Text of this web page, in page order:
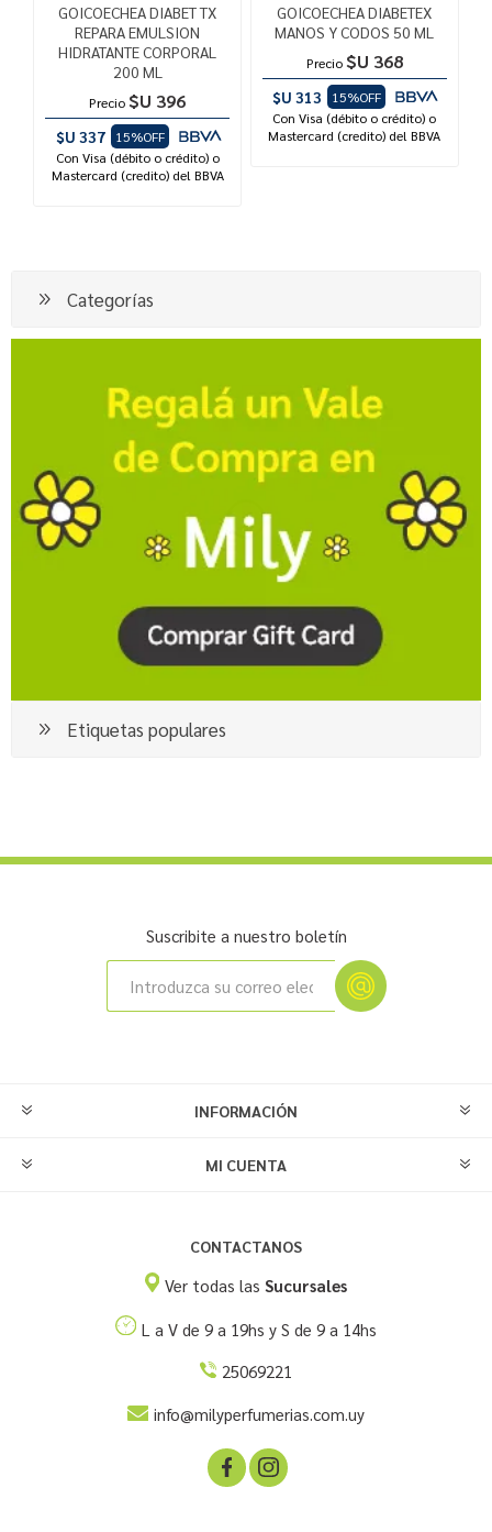
GOICOECHEA DIABET TX
REPARA EMULSION
HIDRATANTE CORPORAL
200 ML
Precio $U 396
$U 337
15%OFF
Con Visa (débito o crédito) o
Mastercard (credito) del BBVA
GOICOECHEA DIABETEX
MANOS Y CODOS 50 ML
Precio $U 368
$U 313
15%OFF
Con Visa (débito o crédito) o
Mastercard (credito) del BBVA
Categorías
Etiquetas populares
Suscribite a nuestro boletín
INFORMACIÓN
MI CUENTA
CONTACTANOS
Ver todas las Sucursales
L a V de 9 a 19hs y S de 9 a 14hs
25069221
info@milyperfumerias.com.uy